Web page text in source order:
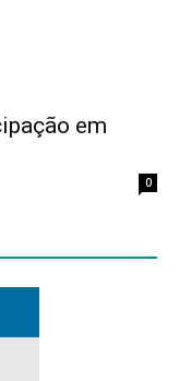
em
0